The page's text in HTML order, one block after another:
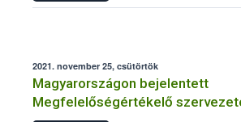
2021. november 25, csütörtök
Magyarországon bejelentett
Megfelelőségértékelő